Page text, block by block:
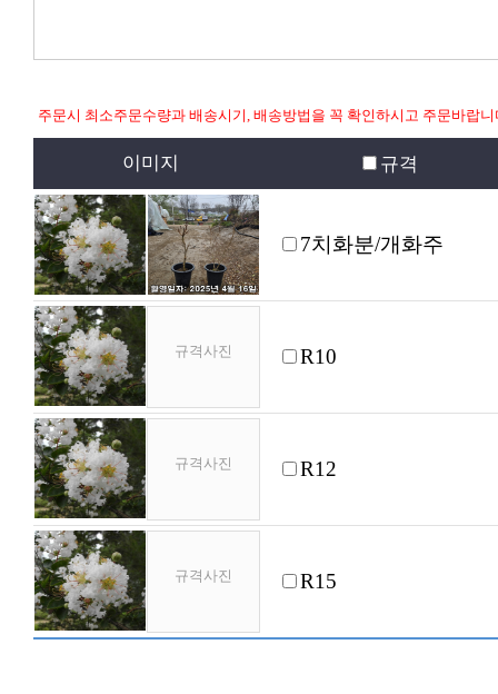
주문시 최소주문수량과 배송시기, 배송방법을 꼭 확인하시고 주문바랍니
이미지 규격
7치화분/개화주
규격사진 R10
규격사진 R12
규격사진 R15